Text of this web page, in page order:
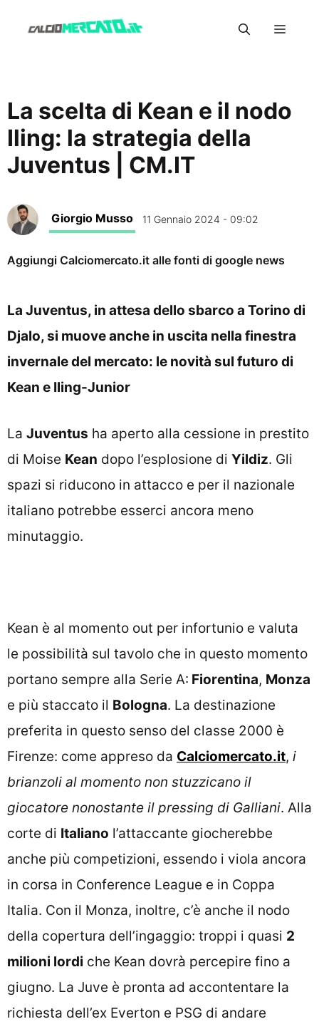
Menu
La scelta di Kean e il nodo
Iling: la strategia della
Juventus | CM.IT
Giorgio Musso 11 Gennaio 2024 - 09:02
Aggiungi Calciomercato.it alle fonti di google news
La Juventus, in attesa dello sbarco a Torino di
Djalo, si muove anche in uscita nella finestra
invernale del mercato: le novità sul futuro di
Kean e Iling-Junior
La Juventus ha aperto alla cessione in prestito
di Moise Kean dopo l’esplosione di Yildiz. Gli
spazi si riducono in attacco e per il nazionale
italiano potrebbe esserci ancora meno
minutaggio.
Kean è al momento out per infortunio e valuta
le possibilità sul tavolo che in questo momento
portano sempre alla Serie A: Fiorentina, Monza
e più staccato il Bologna. La destinazione
preferita in questo senso del classe 2000 è
Firenze: come appreso da Calciomercato.it, i
brianzoli al momento non stuzzicano il
giocatore nonostante il pressing di Galliani. Alla
corte di Italiano l’attaccante giocherebbe
anche più competizioni, essendo i viola ancora
in corsa in Conference League e in Coppa
Italia. Con il Monza, inoltre, c’è anche il nodo
della copertura dell’ingaggio: troppi i quasi 2
milioni lordi che Kean dovrà percepire fino a
giugno. La Juve è pronta ad accontentare la
richiesta dell’ex Everton e PSG di andare